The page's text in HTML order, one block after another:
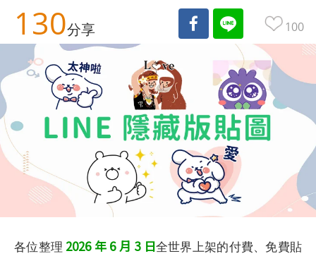
130分享 100
各位整理 2026 年 6 月 3 日全世界上架的付費、免費貼